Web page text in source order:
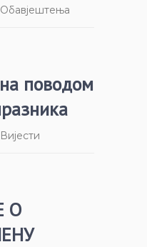
Обавјештења
поводом
Вијести
О